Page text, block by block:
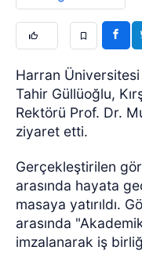
Harran
Tahir Güllüoğlu,
Rektörü Prof. Dr.
ziyaret etti.
Gerçekleştirilen
arasında hayata
masaya yatırıldı.
arasında
imzalanarak iş